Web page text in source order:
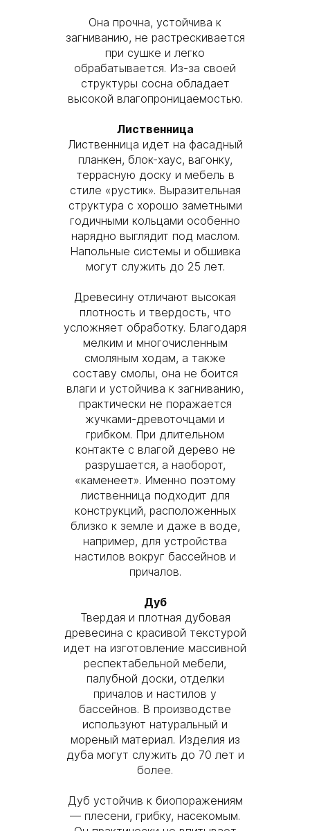
Она прочна, устойчива к
загниванию, не растрескивается
при сушке и легко
обрабатывается. Из-за своей
структуры сосна обладает
высокой влагопроницаемостью.
Лиственница
Лиственница идет на фасадный
планкен, блок-хаус, вагонку,
террасную доску и мебель в
стиле «рустик». Выразительная
структура с хорошо заметными
годичными кольцами особенно
нарядно выглядит под маслом.
Напольные системы и обшивка
могут служить до 25 лет.
Древесину отличают высокая
плотность и твердость, что
усложняет обработку. Благодаря
мелким и многочисленным
смоляным ходам, а также
составу смолы, она не боится
влаги и устойчива к загниванию,
практически не поражается
жучками-древоточцами и
грибком. При длительном
контакте с влагой дерево не
разрушается, а наоборот,
«каменеет». Именно поэтому
лиственница подходит для
конструкций, расположенных
близко к земле и даже в воде,
например, для устройства
настилов вокруг бассейнов и
причалов.
Дуб
Твердая и плотная дубовая
древесина с красивой текстурой
идет на изготовление массивной
респектабельной мебели,
палубной доски, отделки
причалов и настилов у
бассейнов. В производстве
используют натуральный и
мореный материал. Изделия из
дуба могут служить до 70 лет и
более.
Дуб устойчив к биопоражениям
— плесени, грибку, насекомым.